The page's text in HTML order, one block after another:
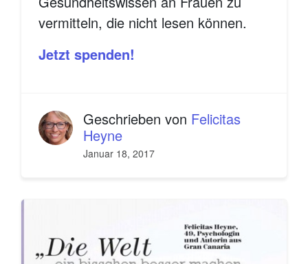
vermitteln, die nicht lesen können.
Jetzt spenden!
Geschrieben von Felicitas
Heyne
Januar 18, 2017